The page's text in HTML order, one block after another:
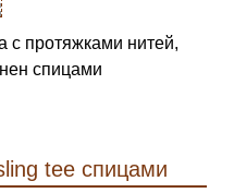
с протяжками нитей,
спицами
tee спицами